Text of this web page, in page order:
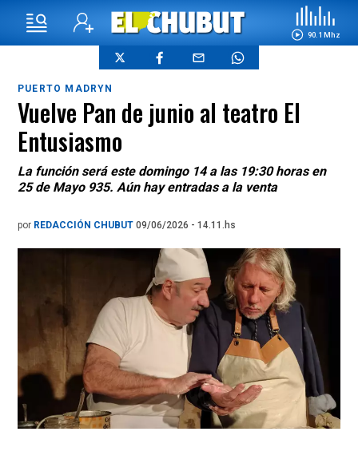
90.1 Mhz
PUERTO MADRYN
Vuelve Pan de junio al teatro El
Entusiasmo
La función será este domingo 14 a las 19:30 horas en
25 de Mayo 935. Aún hay entradas a la venta
por REDACCIÓN CHUBUT 09/06/2026 - 14.11.hs